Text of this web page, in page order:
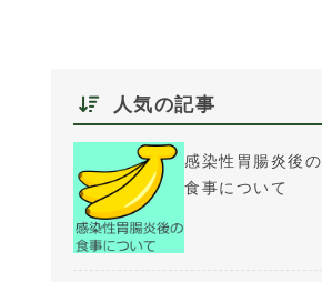
人気の記事
感染性胃腸炎後の
食事について